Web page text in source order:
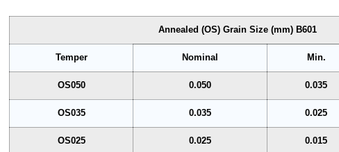
Annealed (OS) Grain Size (mm) B601
Temper Nominal Min.
OS050 0.050 0.035
OS035 0.035 0.025
OS025 0.025 0.015